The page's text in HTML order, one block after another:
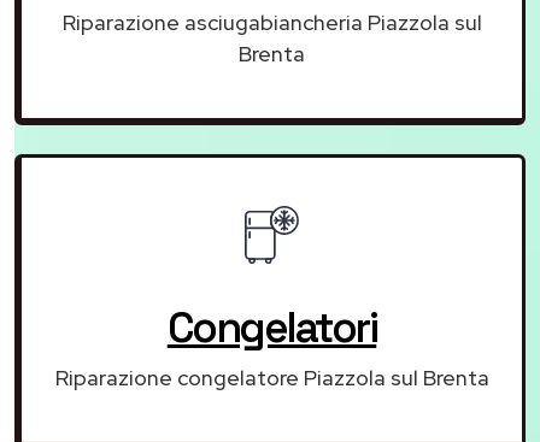
Riparazione asciugabiancheria Piazzola sul
Brenta
Congelatori
Riparazione congelatore Piazzola sul Brenta